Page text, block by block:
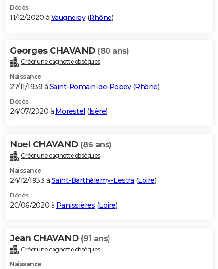
Décès
11/12/2020 à Vaugneray(Rhône)
Georges CHAVAND (80 ans)
Créer une cagnotte obsèques
Naissance
27/11/1939 à Saint-Romain-de-Popey(Rhône)
Décès
24/07/2020 à Morestel (Isère)
Noel CHAVAND (86 ans)
Créer une cagnotte obsèques
Naissance
24/12/1933 à Saint-Barthélemy-Lestra (Loire)
Décès
20/06/2020 à Panissières (Loire)
Jean CHAVAND (91 ans)
Créer une cagnotte obsèques
Naissance